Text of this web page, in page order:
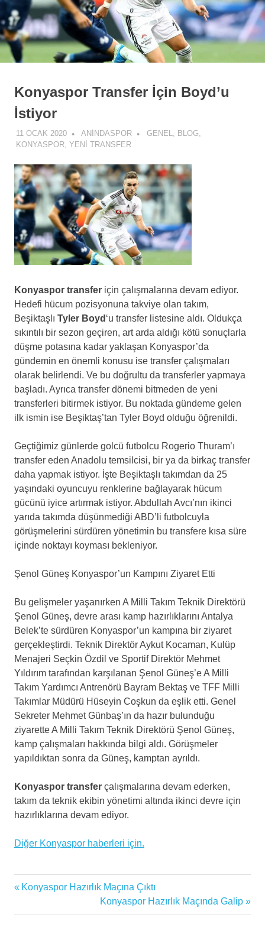
Konyaspor Transfer İçin Boyd’u
İstiyor
11 OCAK 2020 ANINDASPOR GENEL, BLOG,
KONYASPOR, YENI TRANSFER
Konyaspor transfer için çalışmalarına devam ediyor.
Hedefi hücum pozisyonuna takviye olan takım,
Beşiktaşlı Tyler Boyd ‘u transfer listesine aldı. Oldukça
sıkıntılı bir sezon geçiren, art arda aldığı kötü sonuçlarla
düşme potasına kadar yaklaşan Konyaspor’da
gündemin en önemli konusu ise transfer çalışmaları
olarak belirlendi. Ve bu doğrultu da transferler yapmaya
başladı. Ayrıca transfer dönemi bitmeden de yeni
transferleri bitirmek istiyor. Bu noktada gündeme gelen
ilk ismin ise Beşiktaş’tan Tyler Boyd olduğu öğrenildi.
Geçtiğimiz günlerde golcü futbolcu Rogerio Thuram’ı
transfer eden Anadolu temsilcisi, bir ya da birkaç transfer
daha yapmak istiyor. İşte Beşiktaşlı takımdan da 25
yaşındaki oyuncuyu renklerine bağlayarak hücum
gücünü iyice artırmak istiyor. Abdullah Avcı’nın ikinci
yarıda takımda düşünmediği ABD’li futbolcuyla
görüşmelerini sürdüren yönetimin bu transfere kısa süre
içinde noktayı koyması bekleniyor.
Şenol Güneş Konyaspor’un Kampını Ziyaret Etti
Bu gelişmeler yaşanırken A Milli Takım Teknik Direktörü
Şenol Güneş, devre arası kamp hazırlıklarını Antalya
Belek’te sürdüren Konyaspor’un kampına bir ziyaret
gerçekleştirdi. Teknik Direktör Aykut Kocaman, Kulüp
Menajeri Seçkin Özdil ve Sportif Direktör Mehmet
Yıldırım tarafından karşılanan Şenol Güneş’e A Milli
Takım Yardımcı Antrenörü Bayram Bektaş ve TFF Milli
Takımlar Müdürü Hüseyin Coşkun da eşlik etti. Genel
Sekreter Mehmet Günbaş’ın da hazır bulunduğu
ziyarette A Milli Takım Teknik Direktörü Şenol Güneş,
kamp çalışmaları hakkında bilgi aldı. Görüşmeler
yapıldıktan sonra da Güneş, kamptan ayrıldı.
Konyaspor transfer çalışmalarına devam ederken,
takım da teknik ekibin yönetimi altında ikinci devre için
hazırlıklarına devam ediyor.
Diğer Konyaspor haberleri için.
Konyaspor
transfer
Yazı
gezinmesi
Previous
Konyaspor Hazırlık Maçına Çıktı
Next
Post:
Konyaspor Hazırlık Maçında Galip